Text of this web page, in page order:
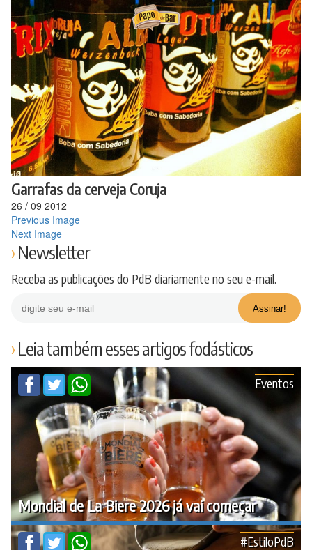
para
conteúdo
Garrafas da cerveja Coruja
26 / 09 2012
Previous Image
Next Image
Newsletter
Receba as publicações do PdB diariamente no seu e-mail.
Leia também esses artigos fodásticos
Mondial de La Biere 2026 já vai começar
Eventos
#EstiloPdB